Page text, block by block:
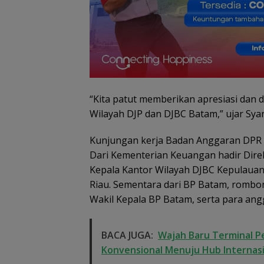
“Kita patut memberikan apresiasi
Wilayah DJP dan DJBC Batam,” ujar
Kunjungan kerja Badan Anggaran
Dari Kementerian Keuangan hadir
Kepala Kantor Wilayah DJBC
Riau. Sementara dari BP Batam,
Wakil Kepala BP Batam, serta para
BACA JUGA: Wajah Baru Terminal
Konvensional Menuju Hub
Dugaan Penipuan
Rekrutmen Calon
Anggota Polri di
Lingga, Uang
Dikembalikan dan
Diselesaikan Secara
Kekeluargaan
Demo di
ASPEK Desak
PKH Tinjau
Hutan di
Lingga Akibat
Sawit